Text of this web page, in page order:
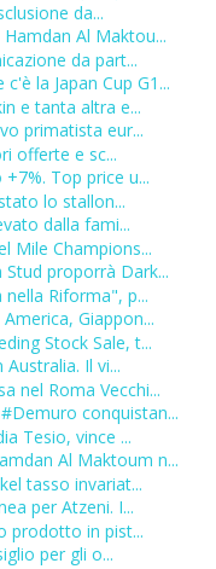
da...
Al Maktou...
da part...
la Japan Cup G1...
e tanta altra e...
primatista eur...
offerte e sc...
Top price u...
lo stallon...
dalla fami...
Mile Champions...
proporrà Dark...
Riforma", p...
Giappon...
Stock Sale, t...
Il vi...
nel Roma Vecchi...
conquistan...
Tesio, vince ...
Al Maktoum n...
tasso invariat...
per Atzeni. I...
prodotto in pist...
per gli o...